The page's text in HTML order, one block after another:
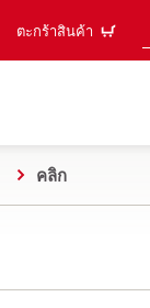
ตะกร้าสินค้า
คลิก